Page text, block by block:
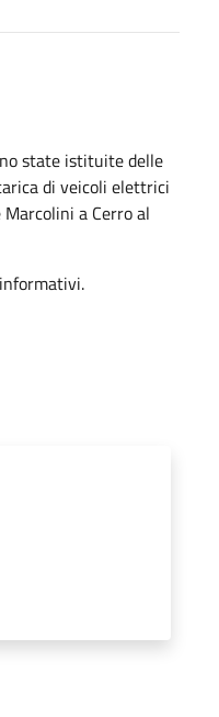
state istituite delle
di veicoli elettrici
a Cerro al